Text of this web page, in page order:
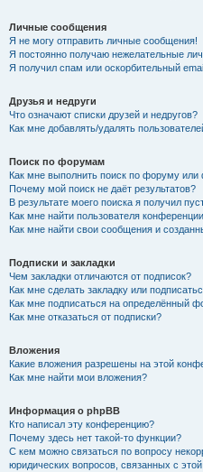
Личные сообщения
Я не могу отправить личные сообщения!
Я постоянно получаю нежелательные
Я получил спам или оскорбительный
Друзья и недруги
Что означают списки друзей и недругов?
Как мне добавлять/удалять
Поиск по форумам
Как мне выполнить поиск по форуму
Почему мой поиск не даёт результатов?
В результате моего поиска я получил
Как мне найти пользователя
Как мне найти свои сообщения и
Подписки и закладки
Чем закладки отличаются от подписок?
Как мне сделать закладку или
Как мне подписаться на определённый
Как мне отказаться от подписки?
Вложения
Какие вложения разрешены на этой
Как мне найти мои вложения?
Информация о phpBB
Кто написал эту конференцию?
Почему здесь нет такой-то функции?
С кем можно связаться по вопросу
юридических вопросов, связанных с